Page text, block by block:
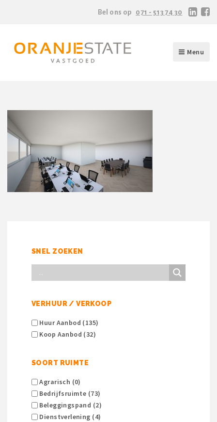
Bel ons op 071 - 513 74 30
Menu
SNEL ZOEKEN
VERHUUR / VERKOOP
Huur Aanbod (135)
Koop Aanbod (32)
SOORT RUIMTE
Agrarisch (0)
Bedrijfsruimte (73)
Beleggingspand (2)
Dienstverlening (4)